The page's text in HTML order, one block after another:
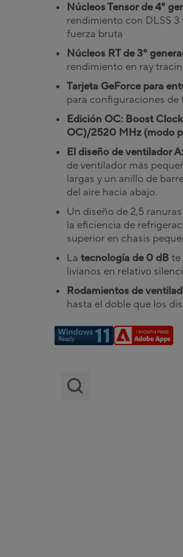
Núcleos Tensor de 4º
rendimiento con DLSS
fuerza bruta
Núcleos RT de 3º
rendimiento en ray
Tarjeta GeForce para
para configuraciones
Edición OC: Boost
OC)/2520 MHz (modo
El diseño de ventilador
de ventilador más
largas y un anillo de
del aire hacia abajo.
Un diseño de 2,5
la eficiencia de
superior en chasis
La tecnología de 0 dB te
livianos en relativo
Rodamientos de
hasta el doble que los